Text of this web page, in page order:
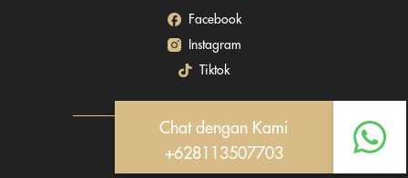
Facebook
Instagram
Tiktok
Chat dengan Kami
+628113507703